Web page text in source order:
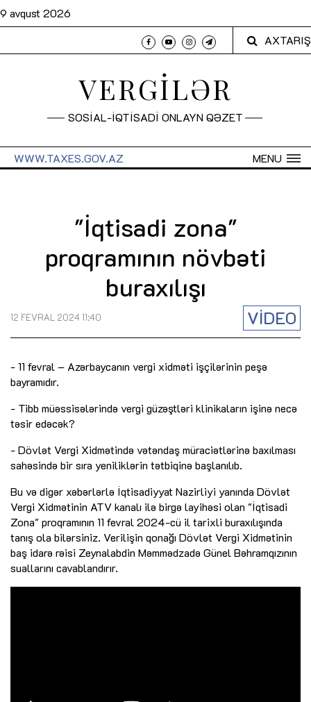
9 avqust 2026
AXTARIŞ
VERGİLƏR
SOSİAL-İQTİSADİ ONLAYN QƏZET
MENU
WWW.TAXES.GOV.AZ
"İqtisadi zona"
proqramının növbəti
buraxılışı
VİDEO
12 FEVRAL 2024 11:40
- 11 fevral – Azərbaycanın vergi xidməti işçilərinin peşə
bayramıdır.
- Tibb müəssisələrində vergi güzəştləri klinikaların işinə necə
təsir edəcək?
- Dövlət Vergi Xidmətində vətəndaş müraciətlərinə baxılması
sahəsində bir sıra yeniliklərin tətbiqinə başlanılıb.
Bu və digər xəbərlərlə İqtisadiyyat Nazirliyi yanında Dövlət
Vergi Xidmətinin ATV kanalı ilə birgə layihəsi olan "İqtisadi
Zona" proqramının 11 fevral 2024-cü il tarixli buraxılışında
tanış ola bilərsiniz. Verilişin qonağı Dövlət Vergi Xidmətinin
baş idarə rəisi Zeynalabdin Məmmədzadə Günel Bəhramqızının
suallarını cavablandırır.